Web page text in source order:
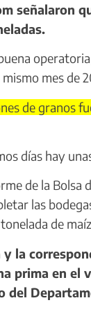
señalaron
mes de
de granos
días hay
de la Bolsa
las
de
la
prima en el
del